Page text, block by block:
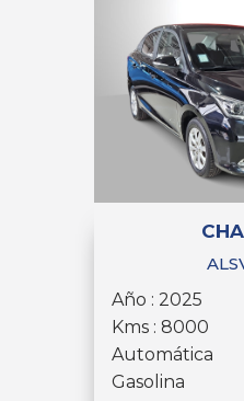
Año : 2025
Kms : 8000
Automática
Gasolina